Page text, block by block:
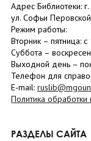
Адрес Библиотеки:
ул. Софьи
Режим работы:
Вторник – пятница:
Суббота – в
Выходной день –
Телефон для
E-mail:
Политика
РАЗДЕЛЫ САЙТА